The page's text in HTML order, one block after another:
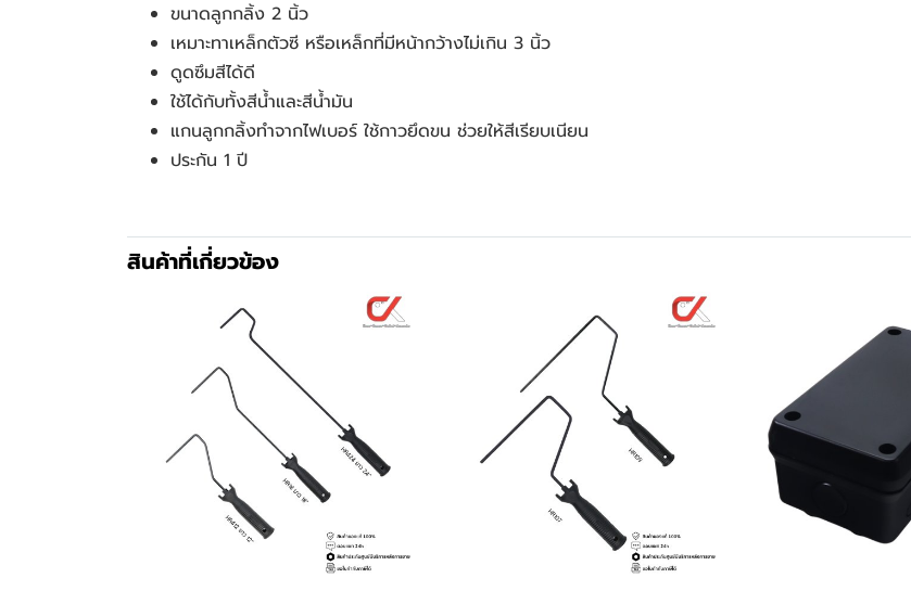
ขนาดลูกกลิ้ง 2 นิ้ว
เหมาะทาเหล็กตัวซี หรือเหล็กที่มีหน้ากว้างไม่เกิน 3 นิ้ว
ดูดซึมสีได้ดี
ใช้ได้กับทั้งสีน้ำและสีน้ำมัน
แกนลูกกลิ้งทำจากไฟเบอร์ ใช้กาวยึดขน ช่วยให้สีเรียบเนียน
ประกัน 1 ปี
สินค้าที่เกี่ยวข้อง